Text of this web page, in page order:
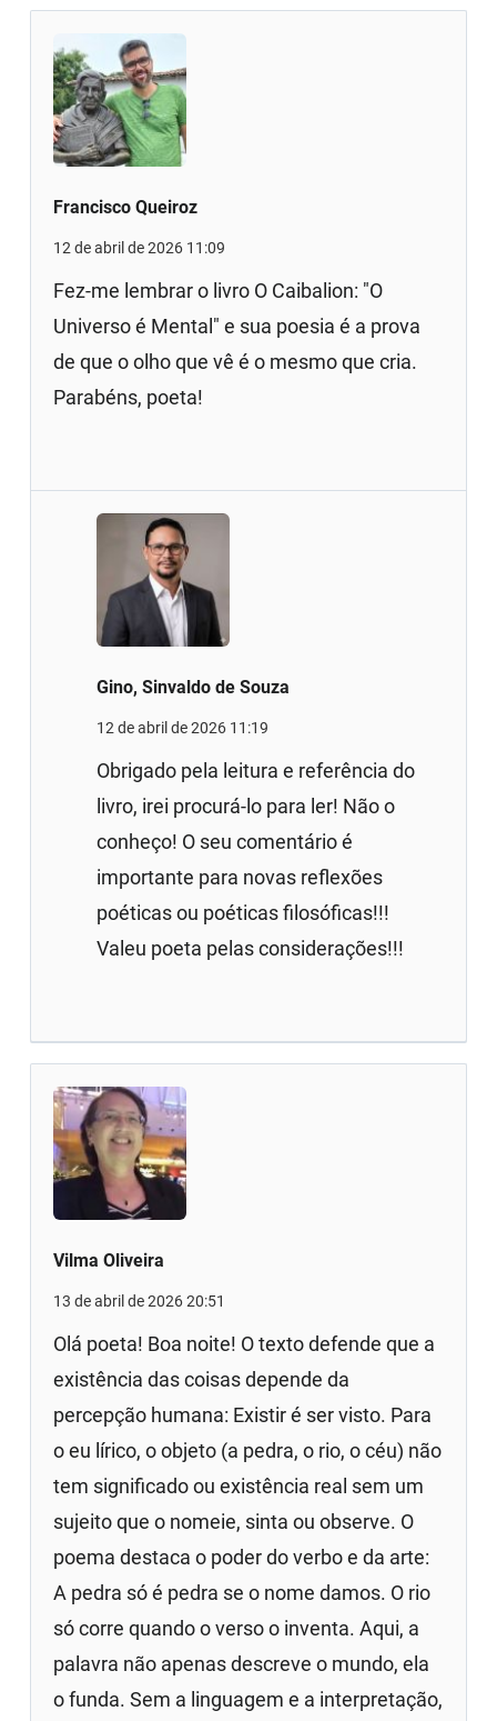
Francisco Queiroz
12 de abril de 2026 11:09
Fez-me lembrar o livro O Caibalion: "O
Universo é Mental" e sua poesia é a prova
de que o olho que vê é o mesmo que cria.
Parabéns, poeta!
Gino, Sinvaldo de Souza
12 de abril de 2026 11:19
Obrigado pela leitura e referência do
livro, irei procurá-lo para ler! Não o
conheço! O seu comentário é
importante para novas reflexões
poéticas ou poéticas filosóficas!!!
Valeu poeta pelas considerações!!!
Vilma Oliveira
13 de abril de 2026 20:51
Olá poeta! Boa noite! O texto defende que a
existência das coisas depende da
percepção humana: Existir é ser visto. Para
o eu lírico, o objeto (a pedra, o rio, o céu) não
tem significado ou existência real sem um
sujeito que o nomeie, sinta ou observe. O
poema destaca o poder do verbo e da arte:
A pedra só é pedra se o nome damos. O rio
só corre quando o verso o inventa. Aqui, a
palavra não apenas descreve o mundo, ela
o funda. Sem a linguagem e a interpretação,